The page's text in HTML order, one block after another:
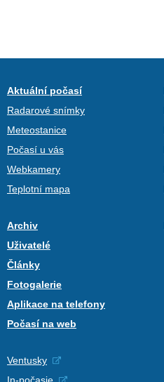
Aktuální počasí
Radarové snímky
Meteostanice
Počasí u vás
Webkamery
Teplotní mapa
Archiv
Uživatelé
Články
Fotogalerie
Aplikace na telefony
Počasí na web
Ventusky